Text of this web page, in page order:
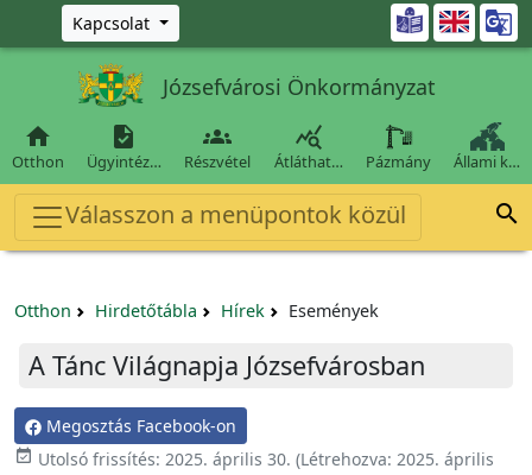
Ugrás a fő tartalomra
Kapcsolat 
Józsefvárosi Önkormányzat

Otthon

Ügyintéz…

Részvétel

Átláthat… Pázmány Állami k…
Válasszon a menüpontok közül 
Otthon Hirdetőtábla Hírek Események
A Tánc Világnapja Józsefvárosban
Megosztás Facebook-on
 Utolsó frissítés: 2025. április 30. (Létrehozva: 2025. április